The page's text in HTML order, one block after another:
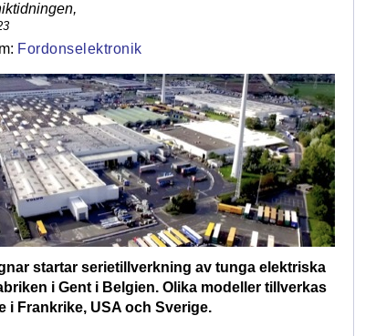
,
Fordonselektronik
startar serietillverkning av tunga elektriska
i Gent i Belgien. Olika modeller tillverkas
i Frankrike, USA och Sverige.